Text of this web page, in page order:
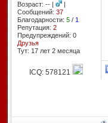
Возраст: -- |
|
Сообщений: 37
Благодарности: 5/ 1
Репутация: 2
Предупреждений: 0
Друзья
Тут: 17 лет 2 месяцa
ICQ: 578121